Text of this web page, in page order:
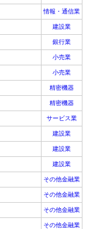
情報・通信業
建設業
銀行業
小売業
小売業
精密機器
精密機器
サービス業
建設業
建設業
建設業
その他金融業
その他金融業
その他金融業
その他金融業